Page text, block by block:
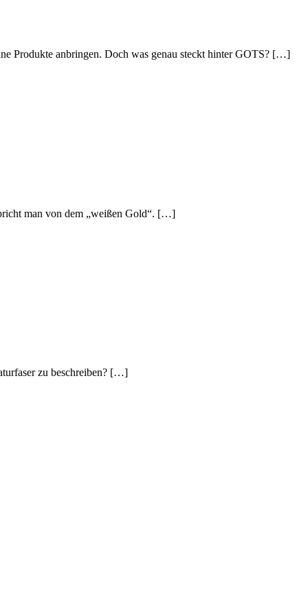
Produkte anbringen. Doch was genau steckt hinter GOTS? […]
man von dem „weißen Gold“. […]
zu beschreiben? […]